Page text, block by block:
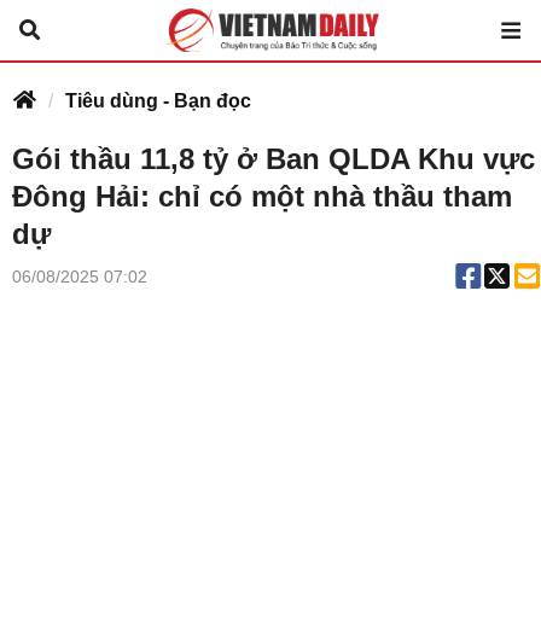
Tiêu dùng - Bạn đọc
Gói thầu 11,8 tỷ ở Ban QLDA Khu vực
Đông Hải: chỉ có một nhà thầu tham
dự
06/08/2025 07:02